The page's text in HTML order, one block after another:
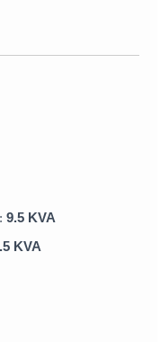
9.5 KVA
KVA